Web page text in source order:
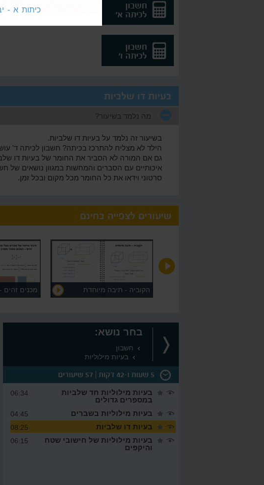
חשבון
לכיתה א'
עברית
לכיתה א'
חשבון
לכיתה ו'
בעיות דו שלביות
מה נלמד בשיעור?
בשיעור זה נלמד על בעיות דו שלביות.
הילד לא מצליח להתרכז בכיתה? חשבון לכיתה ד'
גם אם המורה לא הסביר את החומר של בעיות דו
איכותיים עם הסברים והמחשות במגוון נושאים של
סרטוני וידאו את כל החומר מכל מקום ובכל זמן.
שיעורים לצפייה בחינם
מכנים הקוביה - תיבה מיוחדת
בחר נושא:
חשבון
בעיות מילוליות
5 שעות ו-42 דקות 57 שיעורים
בעיות מילוליות חד שלביות
במספרים גדולים
06:34
בעיות מילוליות בשברים 04:45
בעיות דו שלביות 08:25
בעיות מילוליות של חישובי שטח
והיקפים
06:15
כיתות א -